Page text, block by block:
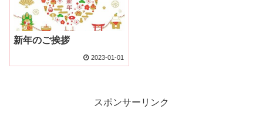
新年のご挨拶
2023-01-01
スポンサーリンク